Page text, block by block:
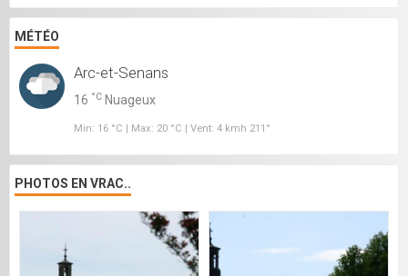
MÉTÉO
Arc-et-Senans
16 °C Nuageux
Min: 16 °C | Max: 20 °C | Vent: 4 kmh 211°
PHOTOS EN VRAC..